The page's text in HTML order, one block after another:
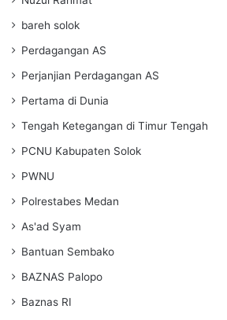
bareh solok
Perdagangan AS
Perjanjian Perdagangan AS
Pertama di Dunia
Tengah Ketegangan di Timur Tengah
PCNU Kabupaten Solok
PWNU
Polrestabes Medan
As'ad Syam
Bantuan Sembako
BAZNAS Palopo
Baznas RI